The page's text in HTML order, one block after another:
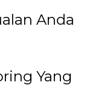
Anda
Yang